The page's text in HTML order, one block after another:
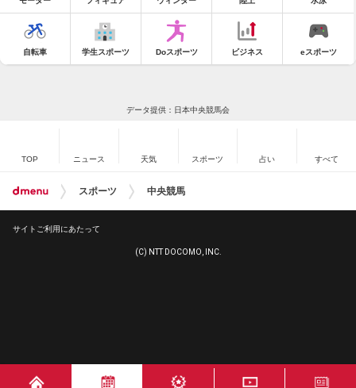
自転車 学生スポーツ Doスポーツ ビジネス eスポーツ
データ提供：日本中央競馬会
TOP ニュース 天気 スポーツ 占い すべて
スポーツ 中央競馬
サイトご利用にあたって
(C) NTT DOCOMO, INC.